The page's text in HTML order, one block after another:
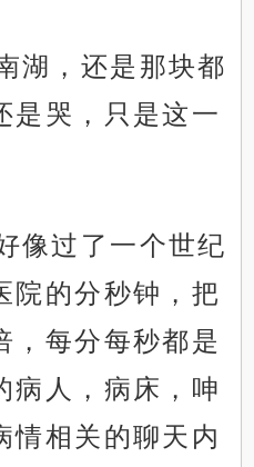
湖，还是那块都
是哭，只是这一
像过了一个世纪
院的分秒钟，把
，每分每秒都是
病人，病床，呻
情相关的聊天内